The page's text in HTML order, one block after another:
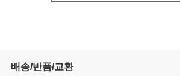
배송/반품/교환